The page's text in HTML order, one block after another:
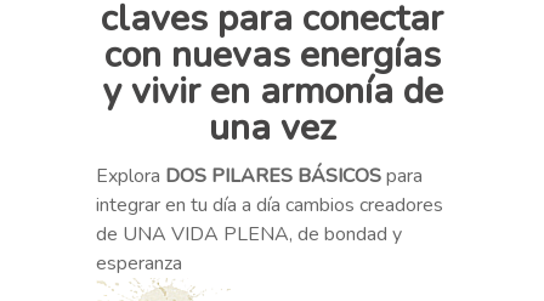
claves para conectar
con nuevas energías
y vivir en armonía de
una vez
Explora DOS PILARES BÁSICOSpara
integrar en tu día a día cambios creadores
de UNA VIDA PLENA, de bondad y
esperanza